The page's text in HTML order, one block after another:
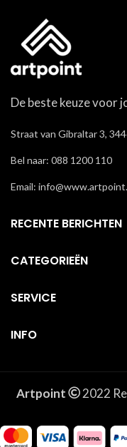
De beste keuze voor
Straat van Gibraltar 3,
Bel naar: 088 1200 110
Email:
RECENTE BERICHTEN
CATEGORIEËN
SERVICE
INFO
Artpoint 2022